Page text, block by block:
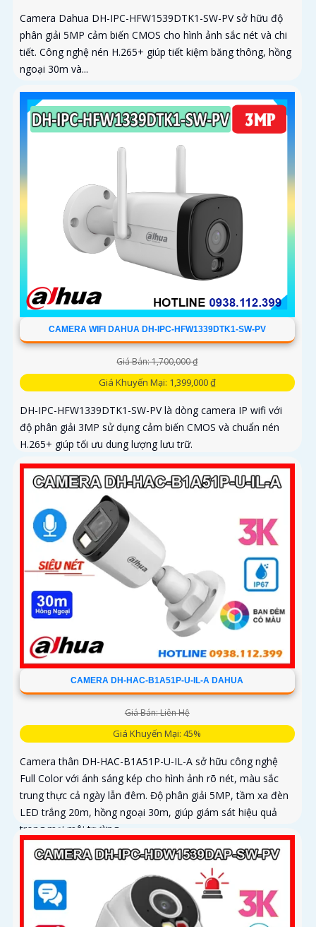
Camera Dahua DH-IPC-HFW1539DTK1-SW-PV sở hữu độ
phân giải 5MP cảm biến CMOS cho hình ảnh sắc nét và chi
tiết. Công nghệ nén H.265+ giúp tiết kiệm băng thông, hồng
ngoại 30m và...
CAMERA WIFI DAHUA DH-IPC-HFW1339DTK1-SW-PV
Giá Bán: 1,700,000 ₫
Giá Khuyến Mại: 1,399,000 ₫
DH-IPC-HFW1339DTK1-SW-PV là dòng camera IP wifi với
độ phân giải 3MP sử dụng cảm biến CMOS và chuẩn nén
H.265+ giúp tối ưu dung lượng lưu trữ.
CAMERA DH-HAC-B1A51P-U-IL-A DAHUA
Giá Bán: Liên Hệ
Giá Khuyến Mại: 45%
Camera thân DH-HAC-B1A51P-U-IL-A sở hữu công nghệ
Full Color với ánh sáng kép cho hình ảnh rõ nét, màu sắc
trung thực cả ngày lẫn đêm. Độ phân giải 5MP, tầm xa đèn
LED trắng 20m, hồng ngoại 30m, giúp giám sát hiệu quả
trong mọi môi trường